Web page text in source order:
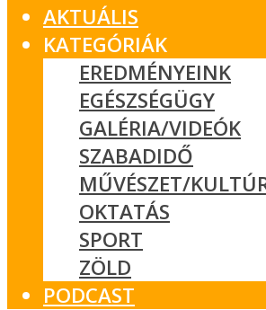
AKTUÁLIS
KATEGÓRIÁK
EREDMÉNYEINK
EGÉSZSÉGÜGY
GALÉRIA/VIDEÓK
SZABADIDŐ
MŰVÉSZET/
OKTATÁS
SPORT
ZÖLD
PODCAST